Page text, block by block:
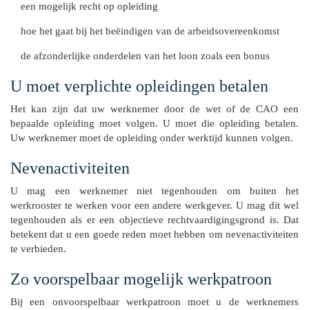
een mogelijk recht op opleiding
hoe het gaat bij het beëindigen van de arbeidsovereenkomst
de afzonderlijke onderdelen van het loon zoals een bonus
U moet verplichte opleidingen betalen
Het kan zijn dat uw werknemer door de wet of de CAO een
bepaalde opleiding moet volgen. U moet die opleiding betalen.
Uw werknemer moet de opleiding onder werktijd kunnen volgen.
Nevenactiviteiten
U mag een werknemer niet tegenhouden om buiten het
werkrooster te werken voor een andere werkgever. U mag dit wel
tegenhouden als er een objectieve rechtvaardigingsgrond is. Dat
betekent dat u een goede reden moet hebben om nevenactiviteiten
te verbieden.
Zo voorspelbaar mogelijk werkpatroon
Bij een onvoorspelbaar werkpatroon moet u de werknemers